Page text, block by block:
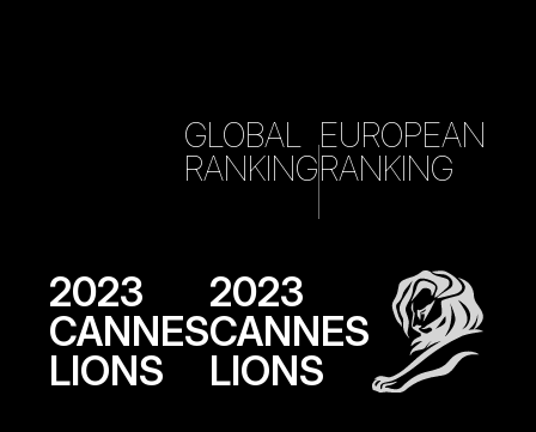
EUROPEAN
RANKING
GLOBAL
RANKING
2023
CANNES
LIONS
2023
CANNES
LIONS